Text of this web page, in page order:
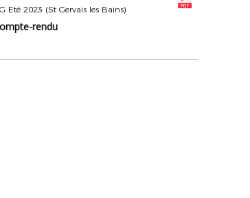
Eté 2023 (St Gervais les Bains)
rendu